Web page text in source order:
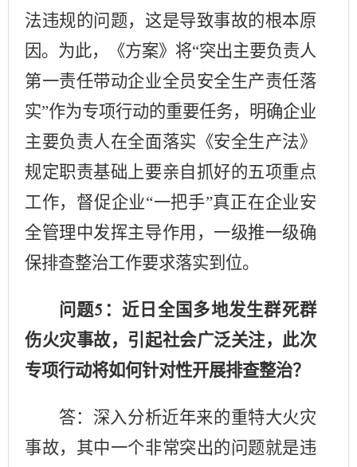
法违规的问题，这是导致事故的根本原
因。为此，《方案》将“突出主要负责人
第一责任带动企业全员安全生产责任落
实”作为专项行动的重要任务，明确企业
主要负责人在全面落实《安全生产法》
规定职责基础上要亲自抓好的五项重点
工作，督促企业“一把手”真正在企业安
全管理中发挥主导作用，一级推一级确
保排查整治工作要求落实到位。
问题5 ：近日全国多地发生群死群
伤火灾事故，引起社会广泛关注，此次
专项行动将如何针对性开展排查整治？
答：深入分析近年来的重特大火灾
事故，其中一个非常突出的问题就是违